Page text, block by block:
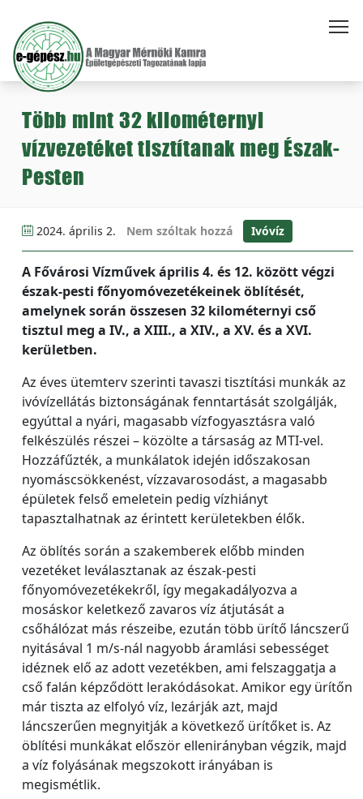
Több mint 32 kilométernyi
vízvezetéket tisztítanak meg Észak-
Pesten
2024. április 2. Nem szóltak hozzá Ivóvíz
A Fővárosi Vízművek április 4. és 12. között végzi
észak-pesti főnyomóvezetékeinek öblítését,
amelynek során összesen 32 kilométernyi cső
tisztul meg a IV., a XIII., a XIV., a XV. és a XVI.
kerületben.
Az éves ütemterv szerinti tavaszi tisztítási munkák az
ivóvízellátás biztonságának fenntartását szolgálják,
egyúttal a nyári, magasabb vízfogyasztásra való
felkészülés részei – közölte a társaság az MTI-vel.
Hozzáfűzték, a munkálatok idején időszakosan
nyomáscsökkenést, vízzavarosodást, a magasabb
épületek felső emeletein pedig vízhiányt
tapasztalhatnak az érintett kerületekben élők.
Az öblítés során a szakemberek előbb minden
vezetéket leválasztanak az észak-pesti
főnyomóvezetékekről, így megakadályozva a
mosáskor keletkező zavaros víz átjutását a
csőhálózat más részeibe, ezután több ürítő láncszerű
nyitásával 1 m/s-nál nagyobb áramlási sebességet
idéznek elő az adott vezetékben, ami felszaggatja a
cső falán képződött lerakódásokat. Amikor egy ürítőn
már tiszta az elfolyó víz, lezárják azt, majd
láncszerűen megnyitják a következő ürítőket is. Az
öblítési munkákat először ellenirányban végzik, majd
a víz folyásának megszokott irányában is
megismétlik.